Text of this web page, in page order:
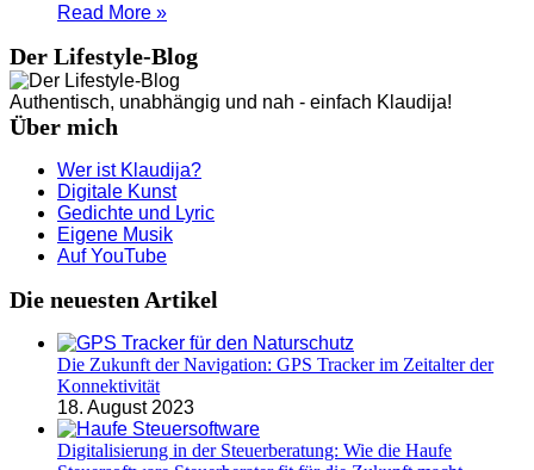
Read More »
Der Lifestyle-Blog
Authentisch, unabhängig und nah - einfach Klaudija!
Über mich
Wer ist Klaudija?
Digitale Kunst
Gedichte und Lyric
Eigene Musik
Auf YouTube
Die neuesten Artikel
Die Zukunft der Navigation: GPS Tracker im Zeitalter der
Konnektivität
18. August 2023
Digitalisierung in der Steuerberatung: Wie die Haufe